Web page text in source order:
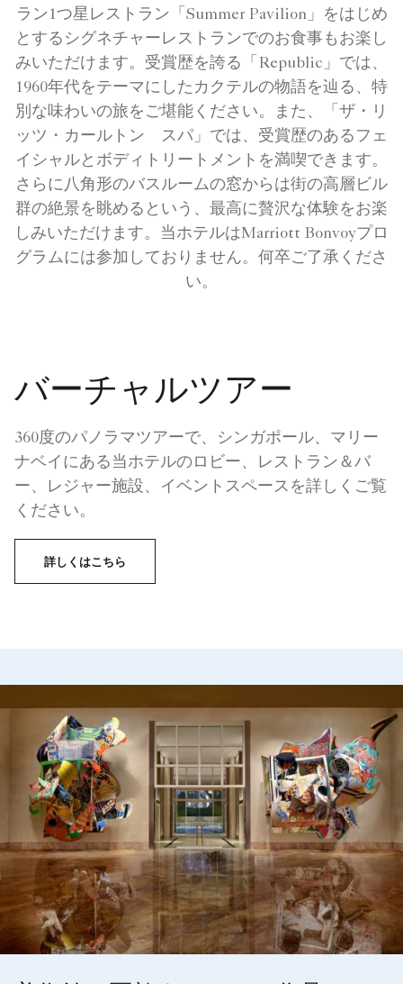
ラン1つ星レストラン「Summer Pavilion」をはじめ
とするシグネチャーレストランでのお食事もお楽し
みいただけます。受賞歴を誇る「Republic」では、
1960年代をテーマにしたカクテルの物語を辿る、特
別な味わいの旅をご堪能ください。また、「ザ・リ
ッツ・カールトン スパ」では、受賞歴のあるフェ
イシャルとボディトリートメントを満喫できます。
さらに八角形のバスルームの窓からは街の高層ビル
群の絶景を眺めるという、最高に贅沢な体験をお楽
しみいただけます。当ホテルはMarriott Bonvoyプロ
グラムには参加しておりません。何卒ご了承くださ
い。
バーチャルツアー
360度のパノラマツアーで、シンガポール、マリー
ナベイにある当ホテルのロビー、レストラン＆バ
ー、レジャー施設、イベントスペースを詳しくご覧
ください。
詳しくはこちら